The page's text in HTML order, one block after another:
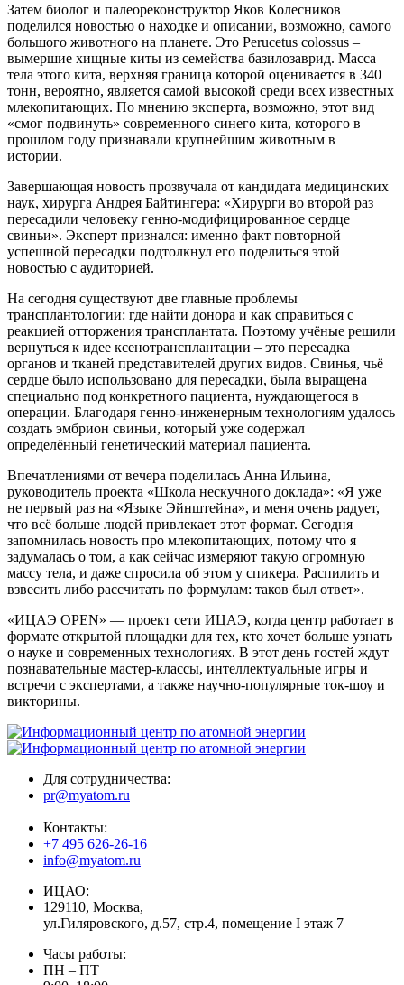
Затем биолог и палеореконструктор Яков Колесников
поделился новостью о находке и описании, возможно, самого
большого животного на планете. Это Perucetus colossus –
вымершие хищные киты из семейства базилозаврид. Масса
тела этого кита, верхняя граница которой оценивается в 340
тонн, вероятно, является самой высокой среди всех известных
млекопитающих. По мнению эксперта, возможно, этот вид
«смог подвинуть» современного синего кита, которого в
прошлом году признавали крупнейшим животным в
истории.
Завершающая новость прозвучала от кандидата медицинских
наук, хирурга Андрея Байтингера: «Хирурги во второй раз
пересадили человеку генно-модифицированное сердце
свиньи». Эксперт признался: именно факт повторной
успешной пересадки подтолкнул его поделиться этой
новостью с аудиторией.
На сегодня существуют две главные проблемы
трансплантологии: где найти донора и как справиться с
реакцией отторжения трансплантата. Поэтому учёные решили
вернуться к идее ксенотрансплантации – это пересадка
органов и тканей представителей других видов. Свинья, чьё
сердце было использовано для пересадки, была выращена
специально под конкретного пациента, нуждающегося в
операции. Благодаря генно-инженерным технологиям удалось
создать эмбрион свиньи, который уже содержал
определённый генетический материал пациента.
Впечатлениями от вечера поделилась Анна Ильина,
руководитель проекта «Школа нескучного доклада»: «Я уже
не первый раз на «Языке Эйнштейна», и меня очень радует,
что всё больше людей привлекает этот формат. Сегодня
запомнилась новость про млекопитающих, потому что я
задумалась о том, а как сейчас измеряют такую огромную
массу тела, и даже спросила об этом у спикера. Распилить и
взвесить либо рассчитать по формулам: таков был ответ».
«ИЦАЭ OPEN» — проект сети ИЦАЭ, когда центр работает в
формате открытой площадки для тех, кто хочет больше узнать
о науке и современных технологиях. В этот день гостей ждут
познавательные мастер-классы, интеллектуальные игры и
встречи с экспертами, а также научно-популярные ток-шоу и
викторины.
Для сотрудничества:
pr@myatom.ru
Контакты:
+7 495 626-26-16
info@myatom.ru
ИЦАО:
129110, Москва,
ул.Гиляровского, д.57, стр.4, помещение I этаж 7
Часы работы:
ПН – ПТ